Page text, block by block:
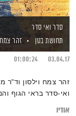
סדר ואי סדר
תחושת בטן
זהר צמח
03.04.17
01:00:24
זהר צמח וילסון וד"ר
ואי-סדר בראי הגוף
אודיו